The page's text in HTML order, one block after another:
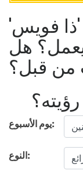
فويس'
هل
من قبل؟
يوم الأسبوع:
النوع: